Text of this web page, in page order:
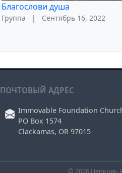
Благослови душа
Группа | Сентябрь 16, 2022
ПОЧТОВЫЙ АДРЕС
Immovable Foundation
PO Box 1574
Clackamas, OR 97015
© 2026 Церковь